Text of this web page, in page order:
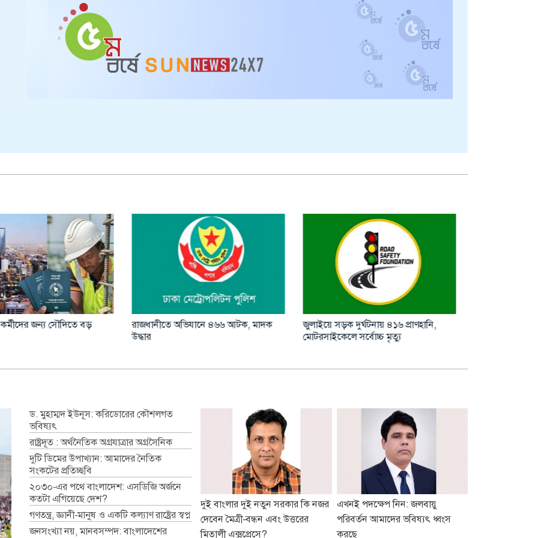
অভিযানে ৪৬৬ আটক, মাদক
জুলাইয়ে সড়ক দুর্ঘটনায় ৪১৬ প্রাণহানি,
মোটরসাইকেলে সর্বোচ্চ মৃত্যু
হাছান মাহমুদসহ ২২ জনের বিরুদ্ধে সাক্ষ্য
শুরু আজ
ড. মুহাম্মদ ইউনূস: করিডোরের কৌশলগত
ভবিষ্যৎ
রাষ্ট্রদূত : অর্থনৈতিক অগ্রযাত্রার অগ্রসৈনিক
দুটি ডিমের উপাখ্যান: আমাদের নৈতিক
সংকটের প্রতিচ্ছবি
২০৩০-এর পথে বাংলাদেশ: এসডিজি অর্জনে
কতটা এগিয়েছে দেশ?
গণতন্ত্র, জ্ঞানী-মানুষ ও একটি কল্যাণ রাষ্ট্রের স্বপ্ন
জনসংখ্যা নয়, মানবসম্পদ: বাংলাদেশের
দুই বাংলার দুই নতুন সরকার কি নজর
দেবেন মৈত্রী-বন্ধন এবং উত্তরের
মিতালী এক্সপ্রেসে?
এখনই পদক্ষেপ নিন: জলবায়ু
পরিবর্তন আমাদের ভবিষ্যৎ ধ্বংস
করছে